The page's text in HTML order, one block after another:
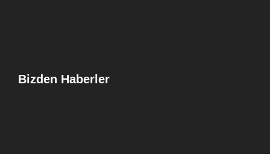
Bizden Haberler